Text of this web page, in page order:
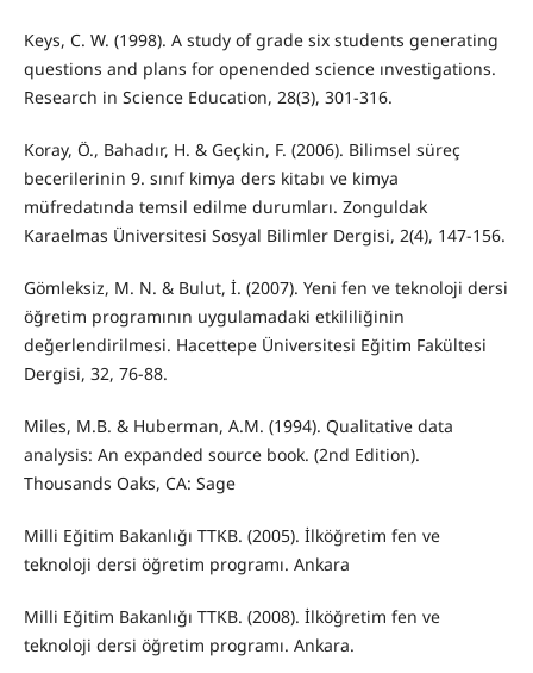
Keys, C. W. (1998). A study of grade six students generating
questions and plans for openended science ınvestigations.
Research in Science Education, 28(3), 301-316.
Koray, Ö., Bahadır, H. & Geçkin, F. (2006). Bilimsel süreç
becerilerinin 9. sınıf kimya ders kitabı ve kimya
müfredatında temsil edilme durumları. Zonguldak
Karaelmas Üniversitesi Sosyal Bilimler Dergisi, 2(4), 147-156.
Gömleksiz, M. N. & Bulut, İ. (2007). Yeni fen ve teknoloji dersi
öğretim programının uygulamadaki etkililiğinin
değerlendirilmesi. Hacettepe Üniversitesi Eğitim Fakültesi
Dergisi, 32, 76-88.
Miles, M.B. & Huberman, A.M. (1994). Qualitative data
analysis: An expanded source book. (2nd Edition).
Thousands Oaks, CA: Sage
Milli Eğitim Bakanlığı TTKB. (2005). İlköğretim fen ve
teknoloji dersi öğretim programı. Ankara
Milli Eğitim Bakanlığı TTKB. (2008). İlköğretim fen ve
teknoloji dersi öğretim programı. Ankara.